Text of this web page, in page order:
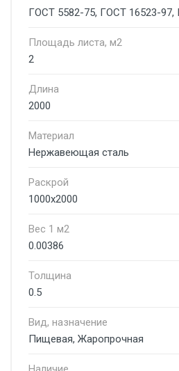
ГОСТ 5582-75, ГОСТ 16523-97,
Площадь листа, м2
2
Длина
2000
Материал
Нержавеющая сталь
Раскрой
1000х2000
Вес 1 м2
0.00386
Толщина
0.5
Вид, назначение
Пищевая, Жаропрочная